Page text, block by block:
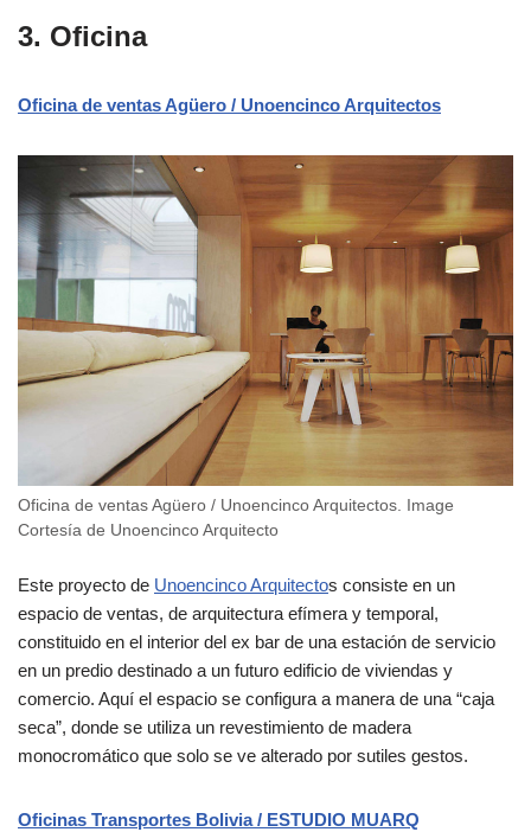
3. Oficina
Oficina de ventas Agüero / Unoencinco Arquitectos
Oficina de ventas Agüero / Unoencinco Arquitectos. Image
Cortesía de Unoencinco Arquitecto
Este proyecto de Unoencinco Arquitectos consiste en un
espacio de ventas, de arquitectura efímera y temporal,
constituido en el interior del ex bar de una estación de servicio
en un predio destinado a un futuro edificio de viviendas y
comercio. Aquí el espacio se configura a manera de una “caja
seca”, donde se utiliza un revestimiento de madera
monocromático que solo se ve alterado por sutiles gestos.
Oficinas Transportes Bolivia / ESTUDIO MUARQ